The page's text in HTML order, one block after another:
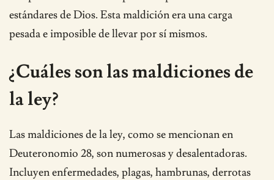
estándares de Dios. Esta maldición era una carga
pesada e imposible de llevar por sí mismos.
¿Cuáles son las maldiciones de
la ley?
Las maldiciones de la ley, como se mencionan en
Deuteronomio 28, son numerosas y desalentadoras.
Incluyen enfermedades, plagas, hambrunas, derrotas